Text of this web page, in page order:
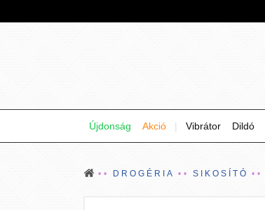
Újdonság Akció | Vibrátor Dildó
DROGÉRIA SIKOSÍTÓ